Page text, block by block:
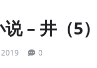
– 井（5）
0